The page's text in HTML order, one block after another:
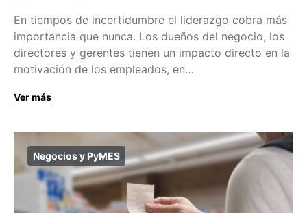
En tiempos de incertidumbre el liderazgo cobra más
importancia que nunca. Los dueños del negocio, los
directores y gerentes tienen un impacto directo en la
motivación de los empleados, en…
Ver más
Negocios y PyMES